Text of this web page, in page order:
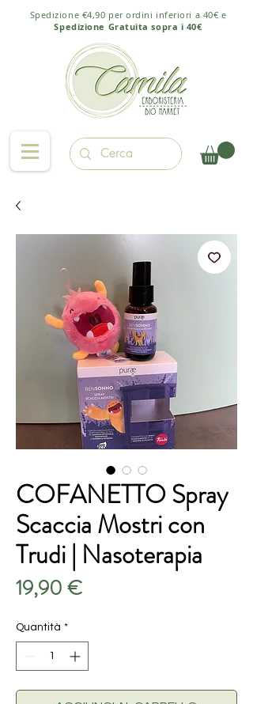
Spedizione €4,90 per ordini inferiori a 40€ e
Spedizione Gratuita sopra i 40€
COFANETTO Spray
Scaccia Mostri con
Trudi | Nasoterapia
19,90 €Prezzo
Quantità *